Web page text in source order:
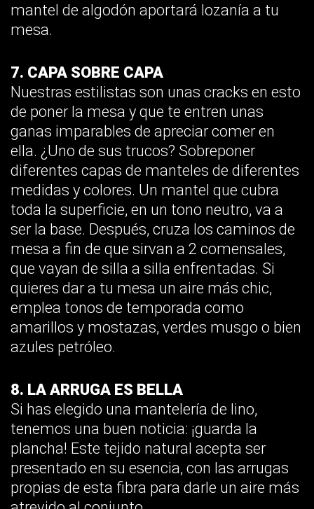
mantel de algodón aportará lozanía a tu
mesa.
7. CAPA SOBRE CAPA
Nuestras estilistas son unas cracks en esto
de poner la mesa y que te entren unas
ganas imparables de apreciar comer en
ella. ¿Uno de sus trucos? Sobreponer
diferentes capas de manteles de diferentes
medidas y colores. Un mantel que cubra
toda la superficie, en un tono neutro, va a
ser la base. Después, cruza los caminos de
mesa a fin de que sirvan a 2 comensales,
que vayan de silla a silla enfrentadas. Si
quieres dar a tu mesa un aire más chic,
emplea tonos de temporada como
amarillos y mostazas, verdes musgo o bien
azules petróleo.
8. LA ARRUGA ES BELLA
Si has elegido una mantelería de lino,
tenemos una buen noticia: ¡guarda la
plancha! Este tejido natural acepta ser
presentado en su esencia, con las arrugas
propias de esta fibra para darle un aire más